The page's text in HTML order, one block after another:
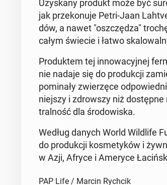
Uzy­ska­ny produkt może być
jak prze­ko­nu­je Petri-Jaan
dów, a nawet "oszczę­dza"
całym świecie i łatwo
Pro­duk­tem tej in­no­wa­cyj­nej
nie nadaje się do pro­duk­cji
po­mi­na­ły zwie­rzę­ce
niej­szy i zdrow­szy niż
tral­ność dla śro­do­wi­ska.
Według danych World Wil­dli­fe
do pro­duk­cji ko­sme­ty­ków i
w Azji, Afryce i Ameryce
PAP Life / Marcin Rychcik